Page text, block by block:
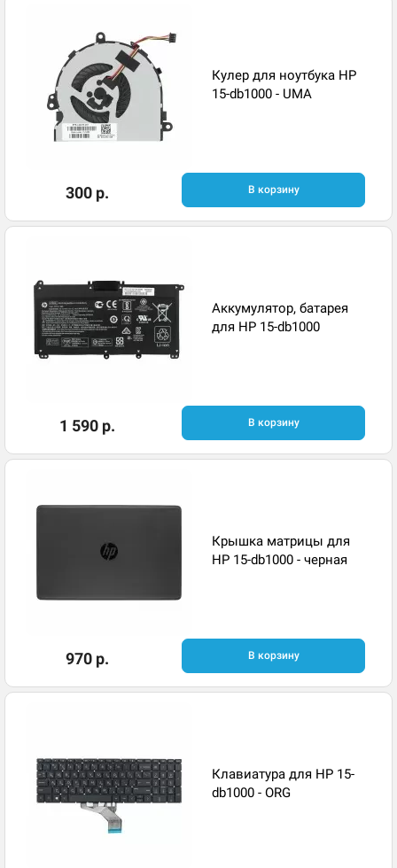
Кулер для ноутбука HP
15-db1000 - UMA
300 р. В корзину
Аккумулятор, батарея
для HP 15-db1000
1 590 р. В корзину
Крышка матрицы для
HP 15-db1000 - черная
970 р. В корзину
Клавиатура для HP 15-
db1000 - ORG